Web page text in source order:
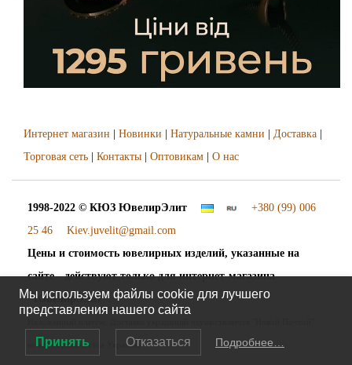
Интернет магазин Новинки Натуральные камни Доставка
Торговая сеть
Контакты Оптовикам О нас
1998-2022 © КЮЗ ЮвелирЭлит
+380 (99) 006
25 46
Kiev.juvelit@gmail.com
Цены и стоимость ювелирных изделий, указанные на
сайте - действуют только для интернет-магазина
"ЮвелирЭлит".
во все города и сёла Украины
Мы используем файлы cookie для лучшего
представления нашего сайта
Принять Отказаться Подробнее…